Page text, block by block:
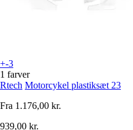
+-3
1 farver
Rtech Motorcykel plastiksæt 23
Fra 1.176,00 kr.
939,00 kr.